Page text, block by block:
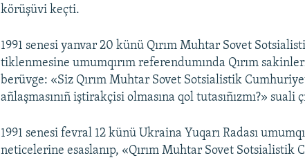
körüşüvi keçti.
1991 senesi yanvar 20 künü Qırım Muhtar Sovet
tiklenmesine umumqırım referendumında Qırım
berüvge: «Siz Qırım Muhtar Sovet Sotsialistik
añlaşmasınıñ iştirakçisi olmasına qol tutasıñızmı?» suali
1991 senesi fevral 12 künü Ukraina Yuqarı Radası
neticelerine esaslanıp, «Qırım Muhtar Sovet Sotsialistik